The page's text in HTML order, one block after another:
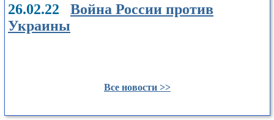
26.02.22 Война России против
Украины
Все новости >>